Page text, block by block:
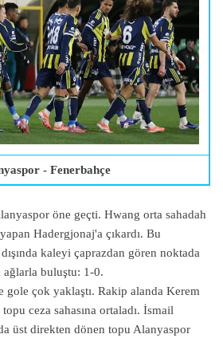
- Fenerbahçe
öne geçti. Hwang orta sahadah
Hadergjonaj'a çıkardı. Bu
kaleyi çaprazdan gören noktada
buluştu: 1-0.
gole çok yaklaştı. Rakip alanda Kerem
ceza sahasına ortaladı. İsmail
üst direkten dönen topu Alanyaspor